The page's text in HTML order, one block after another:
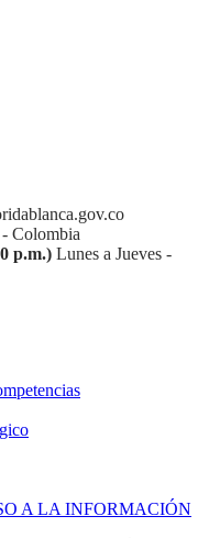
Colombia
p.m.) Lunes a Jueves -
A LA INFORMACIÓN